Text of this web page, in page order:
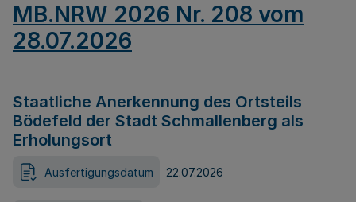
MB.NRW 2026 Nr. 208 vom
28.07.2026
Staatliche Anerkennung des Ortsteils
Bödefeld der Stadt Schmallenberg als
Erholungsort
Ausfertigungsdatum 22.07.2026